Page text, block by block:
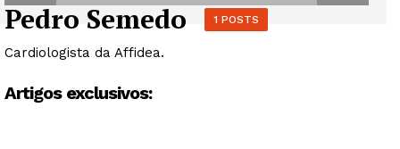
Pedro Semedo 1 POSTS
Cardiologista da Affidea.
Artigos exclusivos: